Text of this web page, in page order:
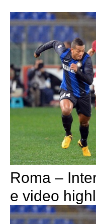
Roma –
e video